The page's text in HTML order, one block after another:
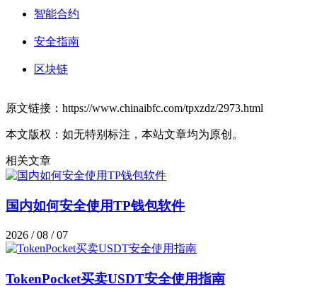
智能合约
安全指南
区块链
原文链接：https://www.chinaibfc.com/tpxzdz/2973.html
本文版权：如无特别标注，本站文章均为原创。
相关文章
国内如何安全使用TP钱包软件
2026 / 08 / 07
TokenPocket买卖USDT安全使用指南